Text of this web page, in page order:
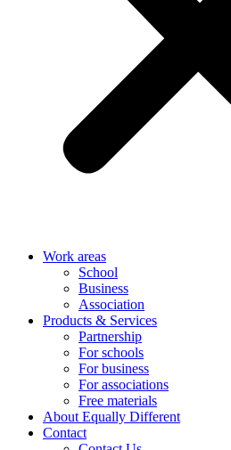
Work areas
School
Business
Association
Products & Services
Partnership
For schools
For business
For associations
Free materials
About Equally Different
Contact